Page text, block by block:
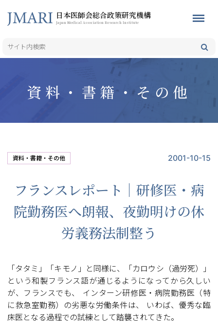
日本医師会総合政策研究機構
Japan Medical Association Research Institute
資料・書籍・その他
資料・書籍・その他 2001-10-15
フランスレポート｜研修医・病
院勤務医へ朗報、夜勤明けの休
労義務法制整う
「タタミ」「キモノ」と同様に、「カロウシ（過労死）」
という和製フランス語が通じるようになってから久しい
が、フランスでも、 インターン研修医・病院勤務医（特
に救急室勤務）の劣悪な労働条件は、 いわば、優秀な臨
床医となる過程での試練として踏襲されてきた。